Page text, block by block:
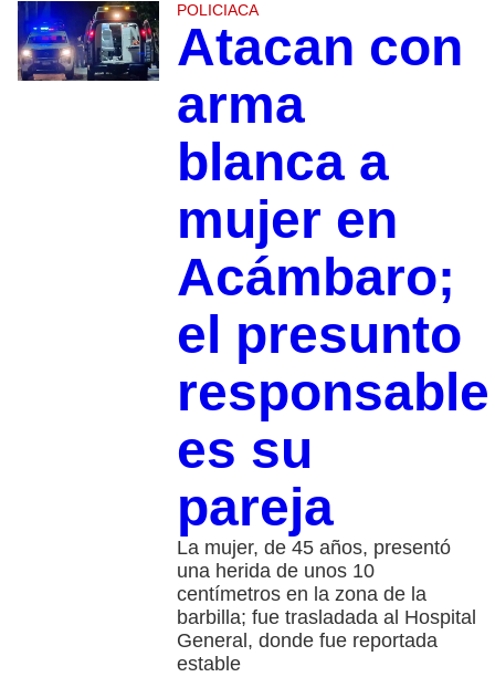
POLICIACA
Atacan con
arma
blanca a
mujer en
Acámbaro;
el presunto
responsable
es su
pareja
La mujer, de 45 años, presentó
una herida de unos 10
centímetros en la zona de la
barbilla; fue trasladada al Hospital
General, donde fue reportada
estable